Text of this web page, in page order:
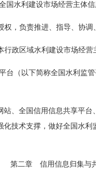
水利建设市场经营主体信
负责推进、指导、协调
区域水利建设市场经营
（以下简称全国水利监
全国信用信息共享平台
技术支撑，做好全国水
第二章 信用信息归集与